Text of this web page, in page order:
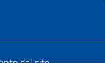
del sito